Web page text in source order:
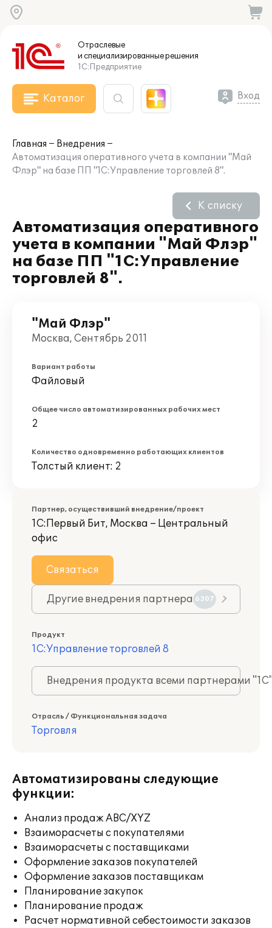
Отраслевые
и специализированныерешения
1С:Предприятие
Каталог Вход
Главная
Внедрения
Автоматизация оперативного учета в компании "Май
Флэр" на базе ПП "1С:Управление торговлей 8".
Автоматизация оперативного
учета в компании "Май Флэр"
на базе ПП "1С:Управление
торговлей 8".
К списку
"Май Флэр"
Москва, Сентябрь 2011
Вариант работы
Файловый
Общее число автоматизированных рабочих мест
2
Количество одновременно работающих клиентов
Толстый клиент: 2
Партнер, осуществивший внедрение/проект
1С:Первый Бит, Москва – Центральный
офис
Связаться
Другие внедрения партнера 6307
Продукт
1С:Управление торговлей 8
Внедрения продукта всеми партнерами
Отрасль / Функциональная задача
Торговля
Автоматизированы следующие
функции:
Анализ продаж ABC/XYZ
Взаиморасчеты с покупателями
Взаиморасчеты с поставщиками
Оформление заказов покупателей
Оформление заказов поставщикам
Планирование закупок
Планирование продаж
Расчет нормативной себестоимости заказов